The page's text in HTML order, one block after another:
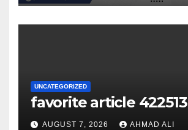
UNCATEGORIZED
favorite article 422513
AUGUST 7, 2026 AHMAD ALI